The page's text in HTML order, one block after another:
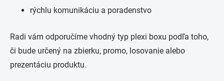
rýchlu komunikáciu a poradenstvo
Radi vám odporučíme vhodný typ plexi boxu podľa toho,
či bude určený na zbierku, promo, losovanie alebo
prezentáciu produktu.